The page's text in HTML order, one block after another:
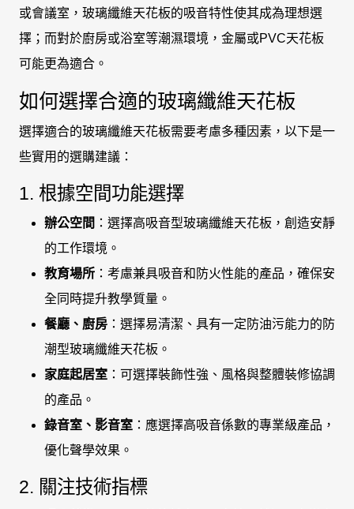
或會議室，玻璃纖維天花板的吸音特性使其成為理想選
擇；而對於廚房或浴室等潮濕環境，金屬或PVC天花板
可能更為適合。
如何選擇合適的玻璃纖維天花板
選擇適合的玻璃纖維天花板需要考慮多種因素，以下是一
些實用的選購建議：
1. 根據空間功能選擇
辦公空間 ：選擇高吸音型玻璃纖維天花板，創造安靜
的工作環境。
教育場所 ：考慮兼具吸音和防火性能的產品，確保安
全同時提升教學質量。
餐廳、廚房 ：選擇易清潔、具有一定防油污能力的防
潮型玻璃纖維天花板。
家庭起居室 ：可選擇裝飾性強、風格與整體裝修協調
的產品。
錄音室、影音室 ：應選擇高吸音係數的專業級產品，
優化聲學效果。
2. 關注技術指標